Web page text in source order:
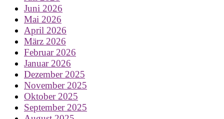
Juni 2026
Mai 2026
April 2026
März 2026
Februar 2026
Januar 2026
Dezember 2025
November 2025
Oktober 2025
September 2025